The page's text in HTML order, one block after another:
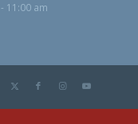
11:00 am